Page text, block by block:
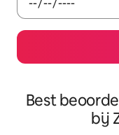
Best
bij